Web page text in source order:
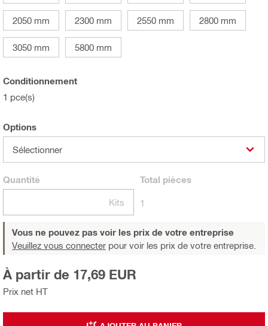
2050 mm 2300 mm 2550 mm 2800 mm
3050 mm 5800 mm
Conditionnement
1 pce(s)
Options
Sélectionner
Quantité
Kits
Total pièces
1
Vous ne pouvez pas voir les prix de votre entreprise
Veuillez vous connecter pour voir les prix de votre entreprise.
Prix net HT
À partir de 17,69 EUR